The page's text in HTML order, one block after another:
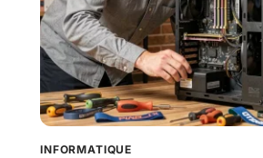
INFORMATIQUE